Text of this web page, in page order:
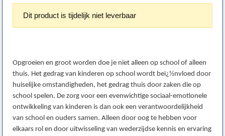
Dit product is tijdelijk niet leverbaar
Opgroeien en groot worden doe je niet alleen op school of alleen
thuis. Het gedrag van kinderen op school wordt beï¿½nvloed door
huiselijke omstandigheden, het gedrag thuis door zaken die op
school spelen. De zorg voor een evenwichtige sociaal-emotionele
ontwikkeling van kinderen is dan ook een verantwoordelijkheid
van school en ouders samen. Alleen door oog te hebben voor
elkaars rol en door uitwisseling van wederzijdse kennis en ervaring